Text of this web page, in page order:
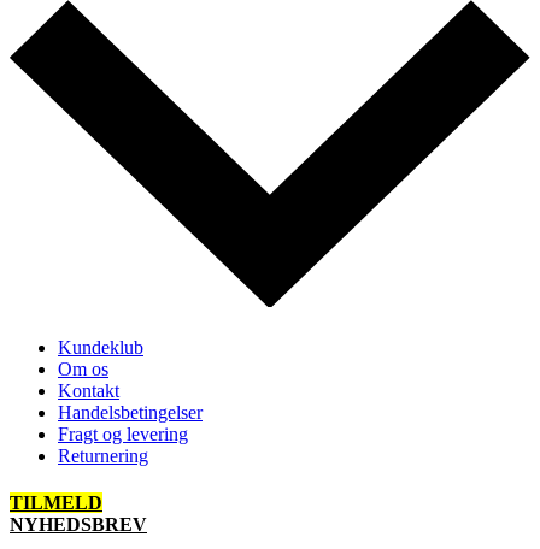
Kundeklub
Om os
Kontakt
Handelsbetingelser
Fragt og levering
Returnering
TILMELD
NYHEDSBREV